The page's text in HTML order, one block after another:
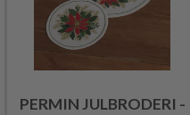
PERMIN JULBRODERI -